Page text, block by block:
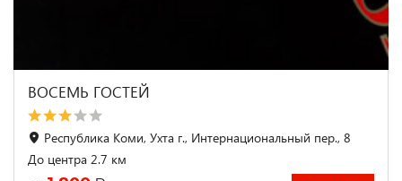
ВОСЕМЬ ГОСТЕЙ
Республика Коми, Ухта г., Интернациональный пер., 8
До центра 2.7 км